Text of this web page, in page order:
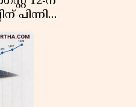
പിന്നിലെ